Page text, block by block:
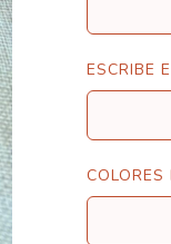
ESCRIBE